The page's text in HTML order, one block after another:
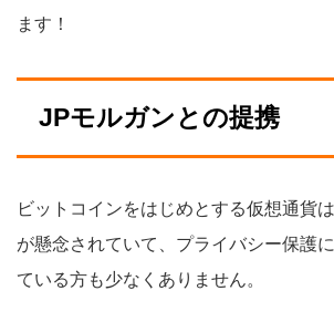
ます！
JPモルガンとの提携
ビットコインをはじめとする仮想通貨
が懸念されていて、プライバシー保護
ている方も少なくありません。